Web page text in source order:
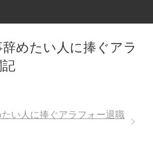
めたい人に捧ぐアラ
い人に捧ぐアラフォー退職